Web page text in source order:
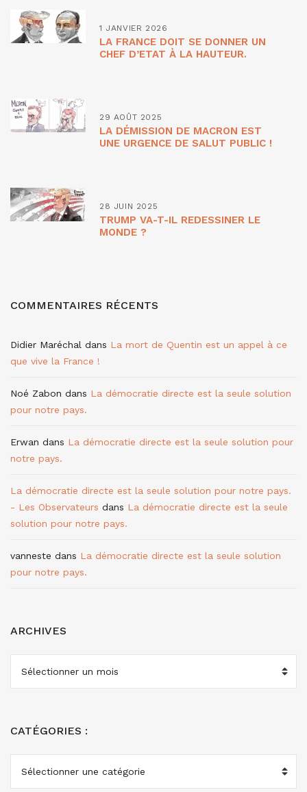
1 JANVIER 2026
LA FRANCE DOIT SE DONNER UN
CHEF D’ETAT À LA HAUTEUR.
29 AOÛT 2025
LA DÉMISSION DE MACRON EST
UNE URGENCE DE SALUT PUBLIC !
28 JUIN 2025
TRUMP VA-T-IL REDESSINER LE
MONDE ?
COMMENTAIRES RÉCENTS
Didier Maréchal dans La mort de Quentin est un appel à ce
que vive la France !
Noé Zabon dans La démocratie directe est la seule solution
pour notre pays.
Erwan dans La démocratie directe est la seule solution pour
notre pays.
La démocratie directe est la seule solution pour notre pays.
- Les Observateurs dans La démocratie directe est la seule
solution pour notre pays.
vanneste dans La démocratie directe est la seule solution
pour notre pays.
ARCHIVES
ARCHIVES
CATÉGORIES :
CATÉGORIES